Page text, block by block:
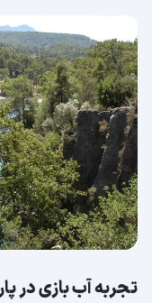
تجربه آب‌ بازی در